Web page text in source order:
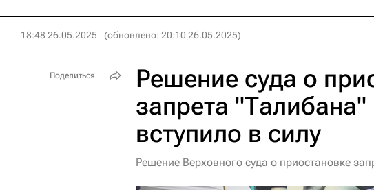
18:48 26.05.2025 (обновлено: 20:10 26.05.2025)
Решение суда о
запрета "Талибана"
вступило в силу
Решение Верховного суда о приостановке
Поделиться